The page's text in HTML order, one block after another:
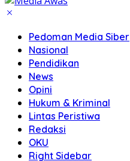
Pedoman Media Siber
Nasional
Pendidikan
News
Opini
Hukum & Kriminal
Lintas Peristiwa
Redaksi
OKU
Right Sidebar